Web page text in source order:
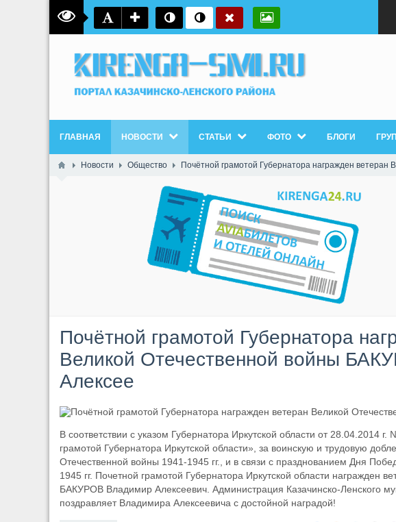
ГЛАВНАЯ НОВОСТИ СТАТЬИ ФОТО БЛОГИ
Новости Общество Почётной грамотой Губернатора награжден
Почётной грамотой Губернатора
Великой Отечественной войны
Алексее
В соответствии с указом Губернатора Иркутской области от 28.04.2014
грамотой Губернатора Иркутской области», за воинскую и трудовую
Отечественной войны 1941-1945 гг., и в связи с празднованием Дня
1945 гг. Почетной грамотой Губернатора Иркутской области награжден
БАКУРОВ Владимир Алексеевич. Администрация Казачинско-Ленского
поздравляет Владимира Алексеевича с достойной наградой!